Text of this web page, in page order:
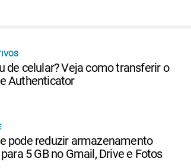
de celular? Veja como transferir o
Authenticator
pode reduzir armazenamento
5 GB no Gmail, Drive e Fotos